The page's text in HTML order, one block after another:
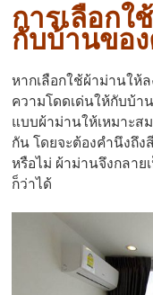
การเลือกใ
กับบ้านขอ
หากเลือกใช้ผ้าม่านให้
ความโดดเด่นให้กับบ้า
แบบผ้าม่านให้เหมาะส
กัน โดยจะต้องคำนึงถึ
หรือไม่ ผ้าม่านจึงกลา
ก็ว่าได้